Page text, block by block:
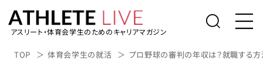
アスリート・体育会学生のためのキャリアマガジン
TOP 体育会学生の就活 プロ野球の審判の年収は？就職する
トップ